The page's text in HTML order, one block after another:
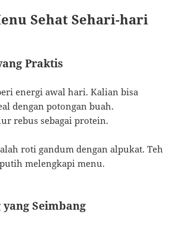
Sehat Sehari-hari
Praktis
energi awal hari. Kalian bisa
dengan potongan buah.
rebus sebagai protein.
roti gandum dengan alpukat. Teh
melengkapi menu.
Seimbang